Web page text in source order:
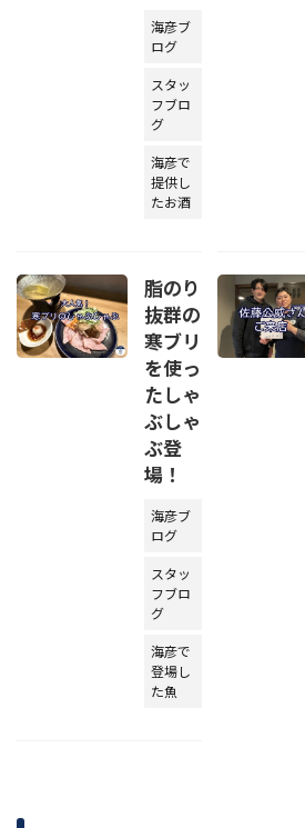
海彦ブ
ログ
スタッ
フブロ
グ
海彦で
提供し
たお酒
脂のり
抜群の
寒ブリ
を使っ
たしゃ
ぶしゃ
ぶ登
場！
海彦ブ
ログ
スタッ
フブロ
グ
海彦で
登場し
た魚